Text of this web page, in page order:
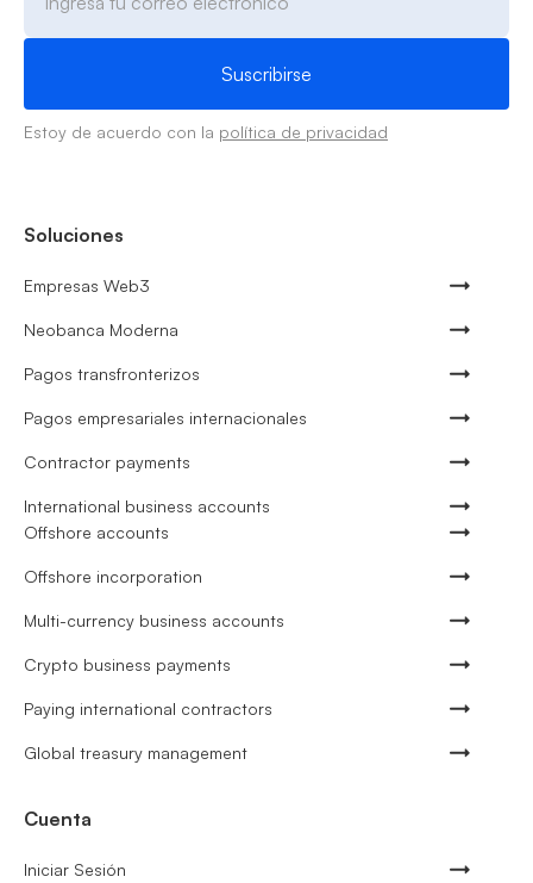
Estoy de acuerdo con la política de privacidad
Soluciones
Empresas Web3
Neobanca Moderna
Pagos transfronterizos
Pagos empresariales internacionales
Contractor payments
International business accounts
Offshore accounts
Offshore incorporation
Multi-currency business accounts
Crypto business payments
Paying international contractors
Global treasury management
Cuenta
Iniciar Sesión